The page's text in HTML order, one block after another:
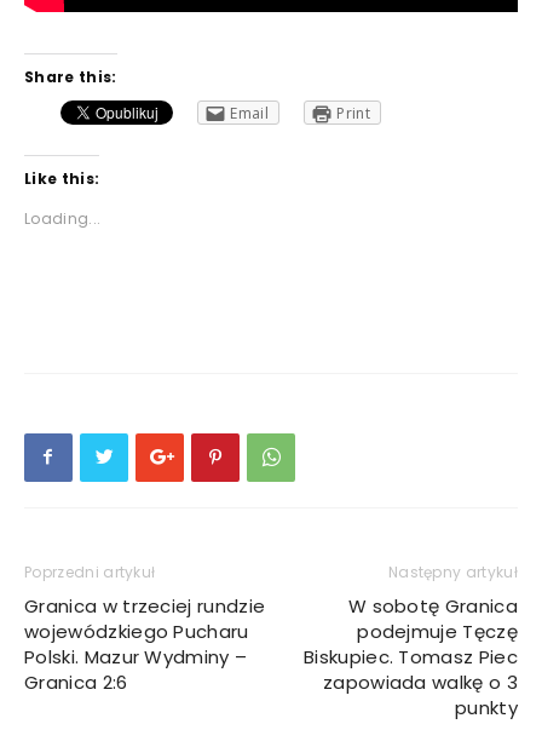
Share this:
Email
Print
Like this:
Loading...
Poprzedni artykuł
Granica w trzeciej rundzie
wojewódzkiego Pucharu
Polski. Mazur Wydminy –
Granica 2:6
Następny artykuł
W sobotę Granica
podejmuje Tęczę
Biskupiec. Tomasz Piec
zapowiada walkę o 3
punkty